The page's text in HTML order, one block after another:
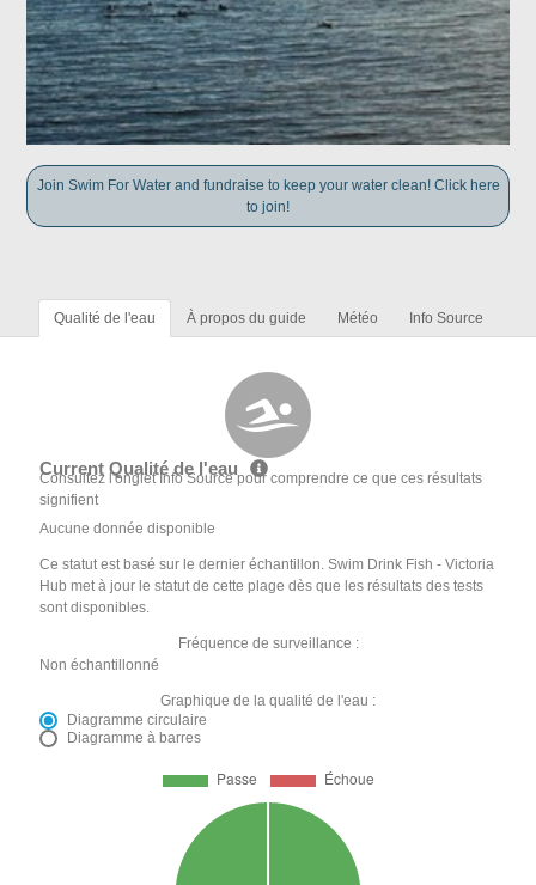
Join Swim For Water and fundraise to keep your water clean! Click here
to join!
Qualité de l'eau À propos du guide Météo Info Source
Current Qualité de l'eau
Consultez l'onglet Info Source pour comprendre ce que ces résultats
signifient
Aucune donnée disponible
Ce statut est basé sur le dernier échantillon. Swim Drink Fish - Victoria
Hub met à jour le statut de cette plage dès que les résultats des tests
sont disponibles.
Fréquence de surveillance :
Non échantillonné
Graphique de la qualité de l'eau :
Diagramme circulaire
Diagramme à barres